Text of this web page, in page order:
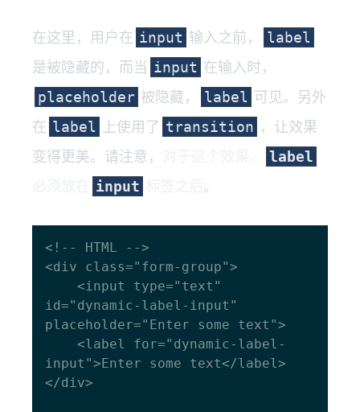
在这里，用户在 input 输入之前， label
是被隐藏的，而当 input 在输入时，
placeholder 被隐藏， label 可见。另外
在 label 上使用了 transition ，让效果
变得更美。请注意，
label
input 。
<!-- HTML -->
<div class="form-group">
id="dynamic-label-input"
placeholder="Enter some text">
input">Enter some text</label>
</div>